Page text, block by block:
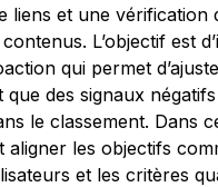
liens et une vérification
L’objectif est
qui permet
que des signaux
le classement. Dans
aligner les objectifs
et les critères